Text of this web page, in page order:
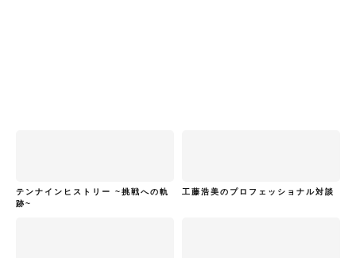
テンナインヒストリー ~挑戦への軌
跡~
工藤浩美のプロフェッショナル対談